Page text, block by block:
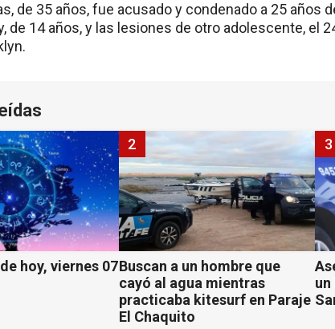
de 35 años, fue acusado y condenado a 25 años
de 14 años, y las lesiones de otro adolescente, el
hoy, viernes 07Buscan a un hombre que
cayó al agua mientras
practicaba kitesurf en Paraje
El Chaquito
2
un
3